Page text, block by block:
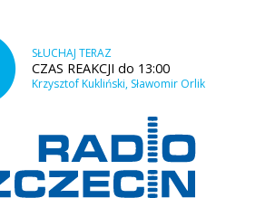
SŁUCHAJ TERAZ
CZAS REAKCJI do 13:00
Krzysztof Kukliński, Sławomir Orlik